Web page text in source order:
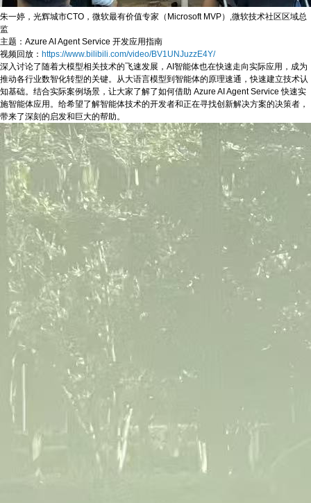
朱一婷，光辉城市CTO，微软最有价值专家（Microsoft MVP）,微软技术社区区域总
监
主题：Azure AI Agent Service 开发应用指南
视频回放： https://www.bilibili.com/video/BV1UNJuzzE4Y/
深入讨论了随着大模型相关技术的飞速发展，AI智能体也在快速走向实际应用，成为
推动各行业数智化转型的关键。从大语言模型到智能体的原理速通，快速建立技术认
知基础。结合实际案例场景，让大家了解了如何借助 Azure AI Agent Service 快速实
施智能体应用。给希望了解智能体技术的开发者和正在寻找创新解决方案的决策者，
带来了深刻的启发和巨大的帮助。